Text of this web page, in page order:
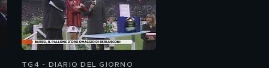
TG4 - DIARIO DEL GIORNO